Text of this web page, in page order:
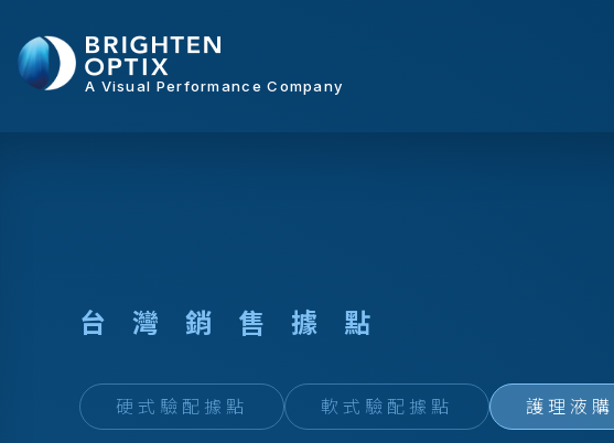
A Visual Performance Company
台 灣 銷 售 據 點
硬式驗配據點 軟式驗配據點 護理液